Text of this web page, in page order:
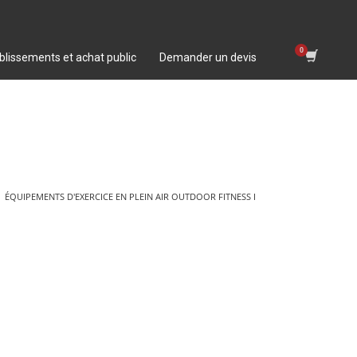
et achat public Demander un devis
ÉQUIPEMENTS D'EXERCICE EN PLEIN AIR OUTDOOR FITNESS I